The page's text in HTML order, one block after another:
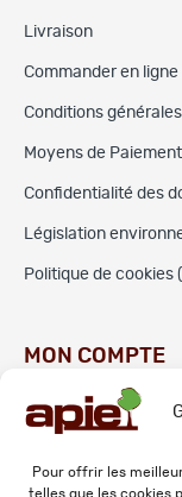
Pour offrir les
telles que les cookies
Livraison
Commander en ligne
Conditions
Moyens de Paiement
Confidentialité des
Législation
Politique de cookies
MON COMPTE
Commandes
Adresses